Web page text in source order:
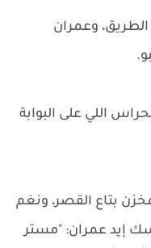
وعمران
اللي على البوابة
بتاع القصر، ونغم
إيد عمران: "مستر